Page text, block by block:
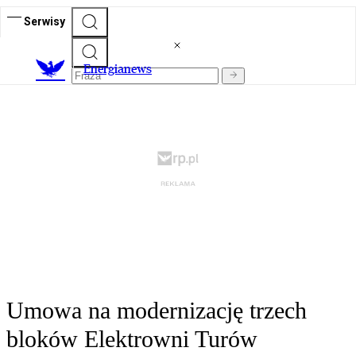
Serwisy
Energianews
Umowa na modernizację trzech
bloków Elektrowni Turów